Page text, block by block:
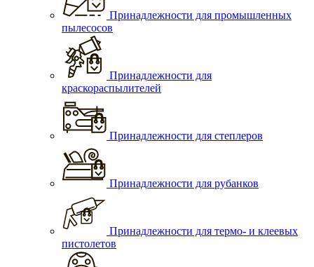
Принадлежности для промышленных
пылесосов
Принадлежности для
краскораспылителей
Принадлежности для степлеров
Принадлежности для рубанков
Принадлежности для термо- и клеевых
пистолетов